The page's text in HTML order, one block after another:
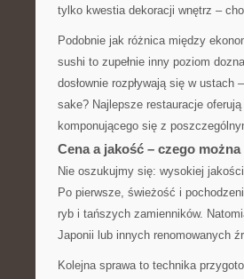
tylko kwestia dekoracji wnętrz –
Podobnie jak różnica między
sushi to zupełnie inny poziom
dosłownie rozpływają się w
sake? Najlepsze restauracje
komponującego się z
Cena a jakość – czego
Nie oszukujmy się: wysokiej
Po pierwsze, świeżość i
ryb i tańszych zamienników.
Japonii lub innych renomowanych
Kolejna sprawa to technika